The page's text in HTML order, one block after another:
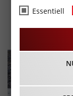
Essentiell